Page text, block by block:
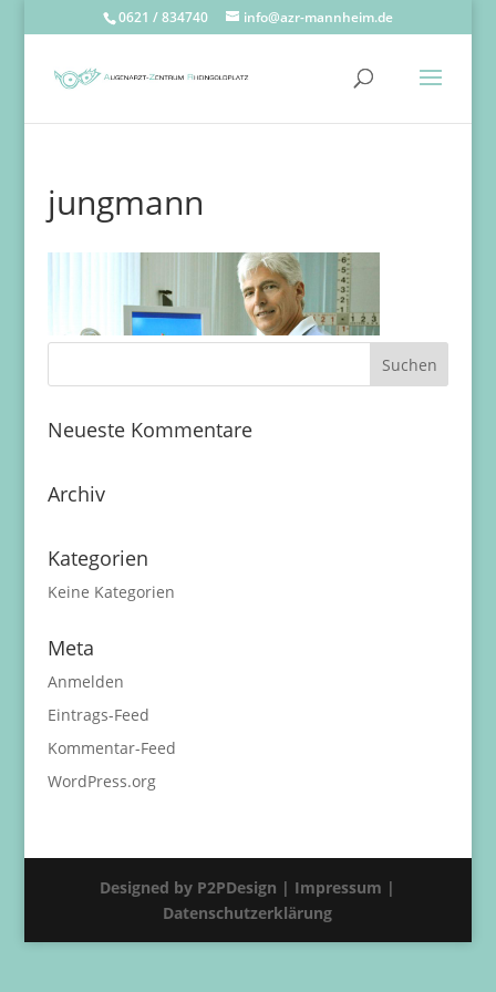
0621 / 834740 info@azr-mannheim.de
jungmann
Neueste Kommentare
Archiv
Kategorien
Keine Kategorien
Meta
Anmelden
Eintrags-Feed
Kommentar-Feed
WordPress.org
Designed by P2PDesign | Impressum |
Datenschutzerklärung